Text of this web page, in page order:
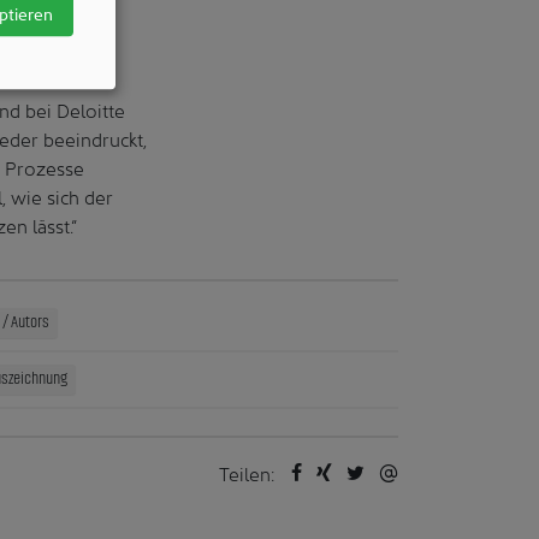
die
bei Deloitte
beeindruckt,
wie sich der
lässt.“
Autors
Teilen: